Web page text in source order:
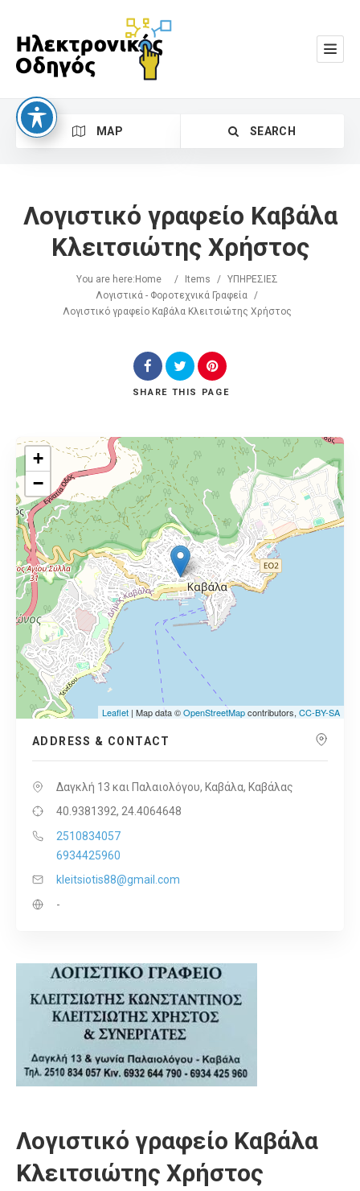
MAP SEARCH
Search
Λογιστικό γραφείο Καβάλα
Κλειτσιώτης Χρήστος
You are here: Home / Items /
ΥΠΗΡΕΣΙΕΣ
Λογιστικά - Φοροτεχνικά Γραφεία /
Λογιστικό γραφείο Καβάλα Κλειτσιώτης Χρήστος
SHARE THIS PAGE
+
−
Leaflet | Map data ©OpenStreetMapcontributors, CC-BY-SA
ADDRESS & CONTACT
Δαγκλή 13 και Παλαιολόγου, Καβάλα, Καβάλας
40.9381392, 24.4064648
2510834057
6934425960
kleitsiotis88@gmail.com
-
Λογιστικό γραφείο Καβάλα
Κλειτσιώτης Χρήστος